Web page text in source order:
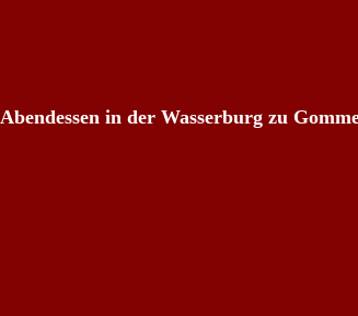
Abendessen in der Wasserburg zu